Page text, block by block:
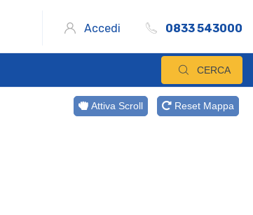
Accedi 0833 543000
CERCA
Attiva Scroll Reset Mappa